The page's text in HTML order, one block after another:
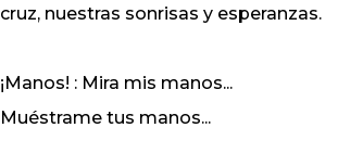
cruz, nuestras sonrisas y esperanzas.
¡Manos! : Mira mis manos...
Muéstrame tus manos...